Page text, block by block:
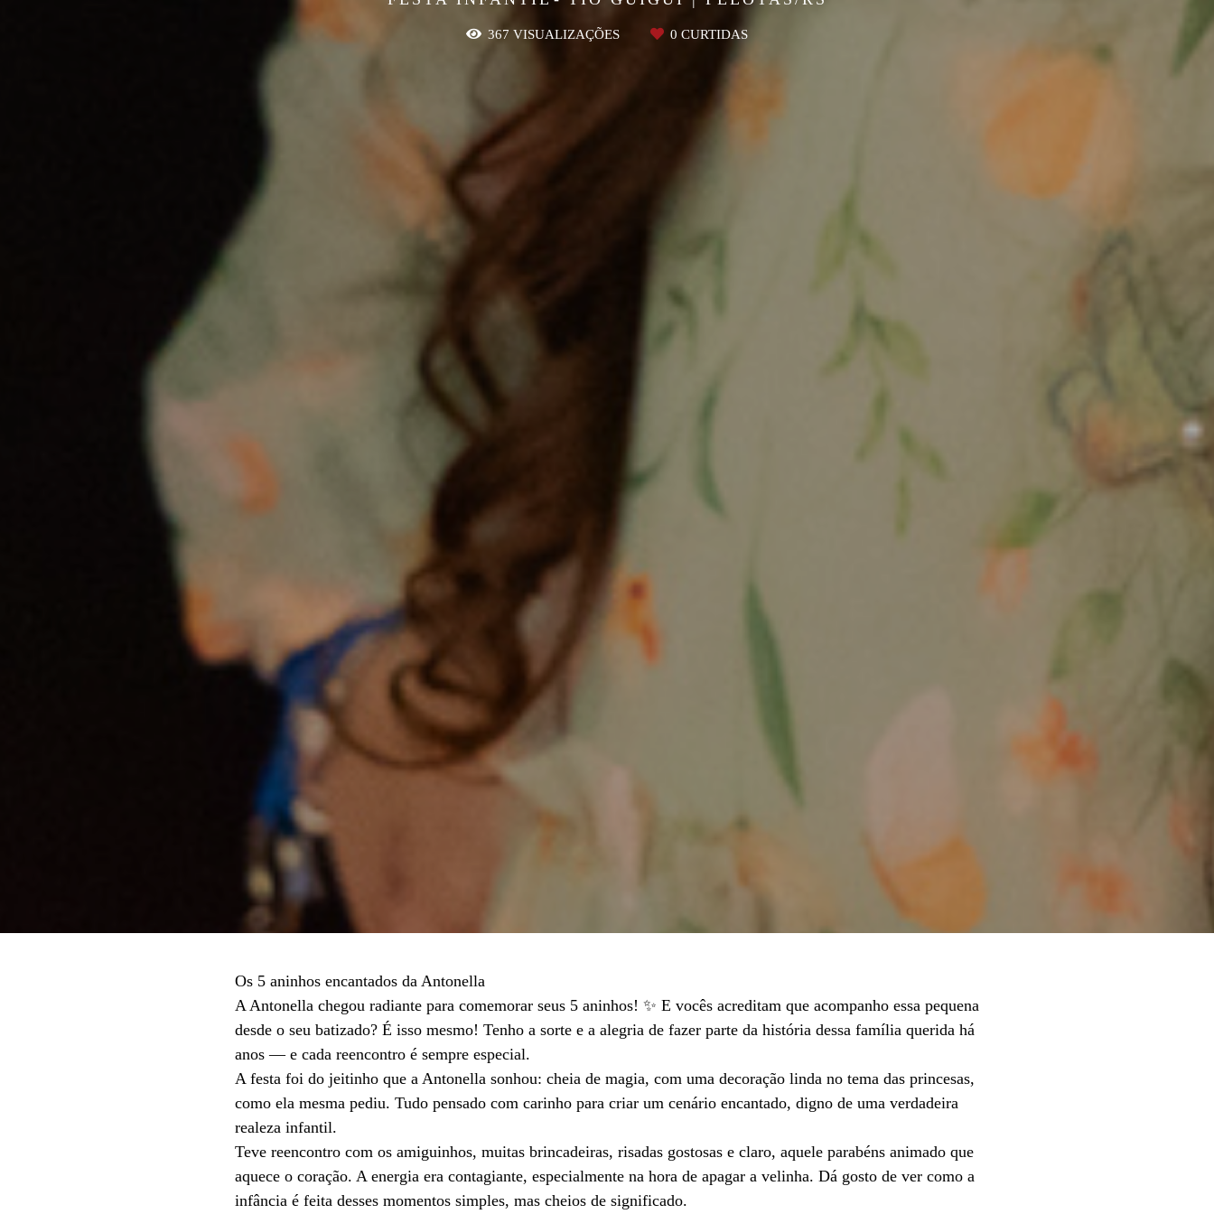
367 VISUALIZAÇÕES 0 CURTIDAS
Os 5 aninhos encantados da Antonella
A Antonella chegou radiante para comemorar seus 5 aninhos! ✨ E vocês acreditam que acompanho essa pequena
desde o seu batizado? É isso mesmo! Tenho a sorte e a alegria de fazer parte da história dessa família querida há
anos — e cada reencontro é sempre especial.
A festa foi do jeitinho que a Antonella sonhou: cheia de magia, com uma decoração linda no tema das princesas,
como ela mesma pediu. Tudo pensado com carinho para criar um cenário encantado, digno de uma verdadeira
realeza infantil.
Teve reencontro com os amiguinhos, muitas brincadeiras, risadas gostosas e claro, aquele parabéns animado que
aquece o coração. A energia era contagiante, especialmente na hora de apagar a velinha. Dá gosto de ver como a
infância é feita desses momentos simples, mas cheios de significado.